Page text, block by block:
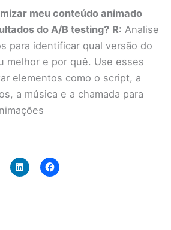
meu conteúdo animado
do A/B testing? R: Analise
para identificar qual versão do
melhor e por quê. Use esses
elementos como o script, a
a música e a chamada para